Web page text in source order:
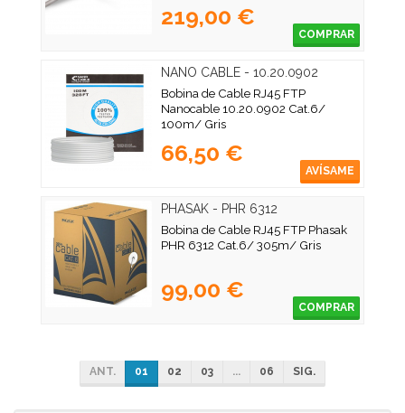
219,00 €
COMPRAR
NANO CABLE - 10.20.0902
Bobina de Cable RJ45 FTP
Nanocable 10.20.0902 Cat.6/
100m/ Gris
66,50 €
AVÍSAME
PHASAK - PHR 6312
Bobina de Cable RJ45 FTP Phasak
PHR 6312 Cat.6/ 305m/ Gris
99,00 €
COMPRAR
ANT. 01 02 03 ... 06 SIG.